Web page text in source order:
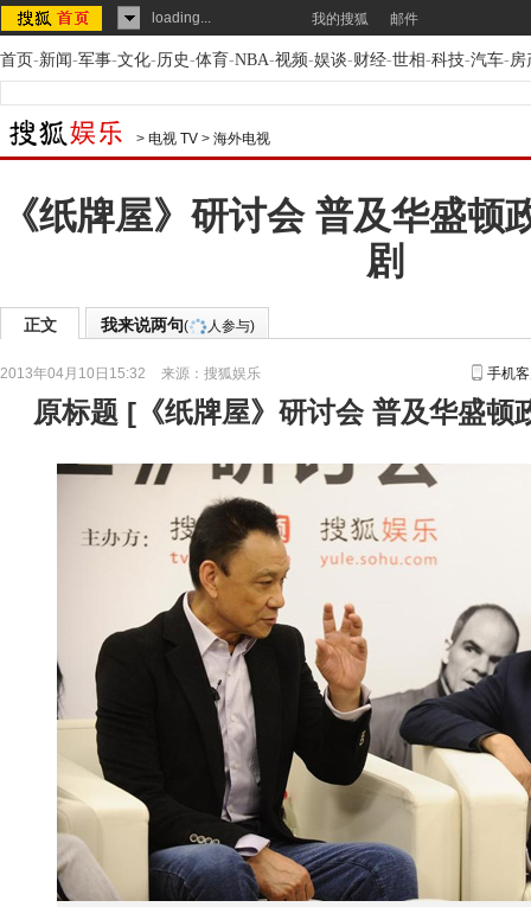
loading... 我的搜狐 邮件
首页-新闻-军事-文化-历史-体育-NBA-视频-娱谈-财经-世相-科技-汽车-房
> 电视 TV > 海外电视
《纸牌屋》研讨会 普及华盛顿
剧
正文 我来说两句( 人参与)
2013年04月10日15:32 来源： 搜狐娱乐 手机
原标题 [ 《纸牌屋》研讨会 普及华盛顿